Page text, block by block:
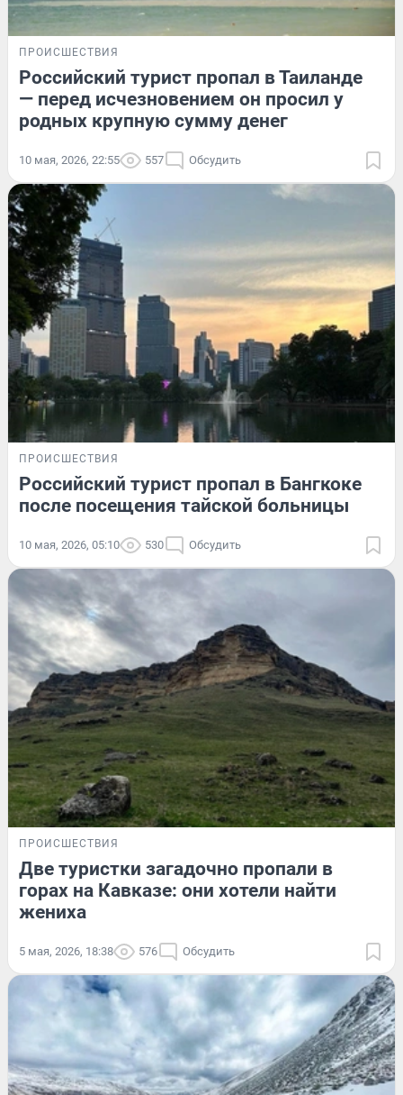
ПРОИСШЕСТВИЯ
Российский турист пропал в Таиланде
— перед исчезновением он просил у
родных крупную сумму денег
10 мая, 2026, 22:55 557 Обсудить
ПРОИСШЕСТВИЯ
Российский турист пропал в Бангкоке
после посещения тайской больницы
10 мая, 2026, 05:10 530 Обсудить
ПРОИСШЕСТВИЯ
Две туристки загадочно пропали в
горах на Кавказе: они хотели найти
жениха
5 мая, 2026, 18:38 576 Обсудить